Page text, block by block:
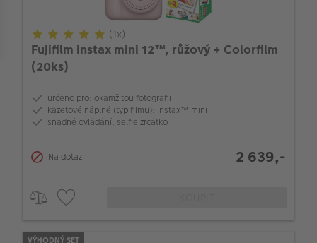
Barva listů
(1x)
Fujifilm instax mini 12™, růžový + Colorfilm
(20ks)
určeno pro: okamžitou fotografii
kazetové náplně (typ filmu): instax™ mini
snadné ovládání, selfie zrcátko
Na dotaz 2 639,-
VÝHODNÝ SET